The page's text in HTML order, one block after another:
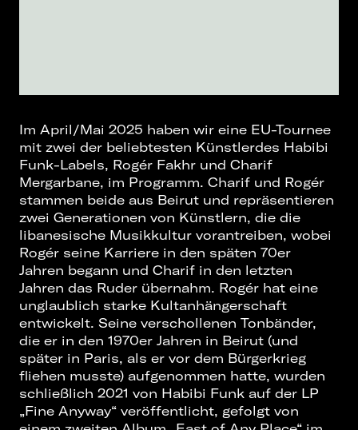
Im April/Mai 2025 haben wir eine EU-Tournee
mit zwei der beliebtesten Künstlerdes Habibi
Funk-Labels, Rogér Fakhr und Charif
Mergarbane, im Programm. Charif und Rogér
stammen beide aus Beirut und repräsentieren
zwei Generationen von Künstlern, die die
libanesische Musikkultur vorantreiben, wobei
Rogér seine Karriere in den späten 70er
Jahren begann und Charif in den letzten
Jahren das Ruder übernahm. Rogér hat eine
unglaublich starke Kultanhängerschaft
entwickelt. Seine verschollenen Tonbänder,
die er in den 1970er Jahren in Beirut (und
später in Paris, als er vor dem Bürgerkrieg
fliehen musste) aufgenommen hatte, wurden
schließlich 2021 von Habibi Funk auf der LP
„Fine Anyway“ veröffentlicht, gefolgt von